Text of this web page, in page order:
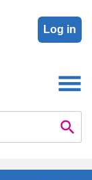
Log in
